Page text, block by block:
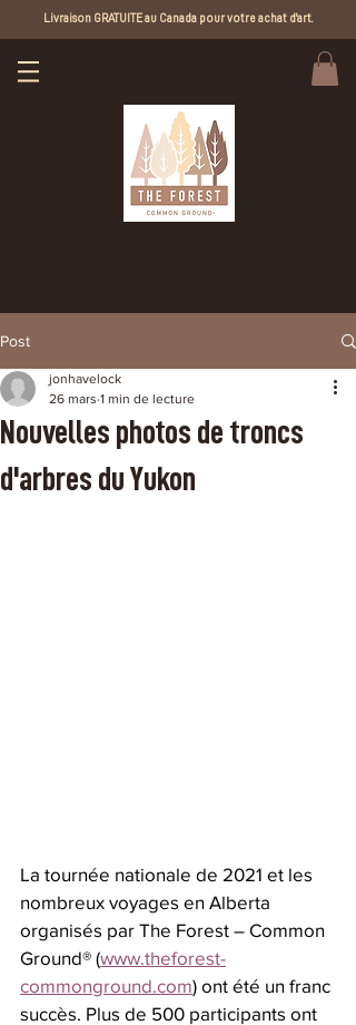
Livraison GRATUITE au Canada pour votre achat d'art.
Post
Nouvelles photos de troncs
d'arbres du Yukon
jonhavelock
26 mars 1 min de lecture
La tournée nationale de 2021 et les
nombreux voyages en Alberta
organisés par The Forest – Common
Ground® (www.theforest-
commonground.com) ont été un franc
succès. Plus de 500 participants ont